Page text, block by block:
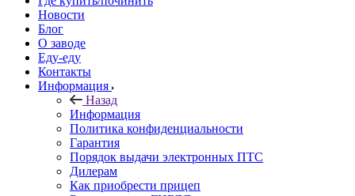
Новости
Блог
О заводе
Еду-еду
Контакты
Информация
Назад
Информация
Политика конфиденциальности
Гарантия
Порядок выдачи электронных ПТС
Дилерам
Как приобрести прицеп